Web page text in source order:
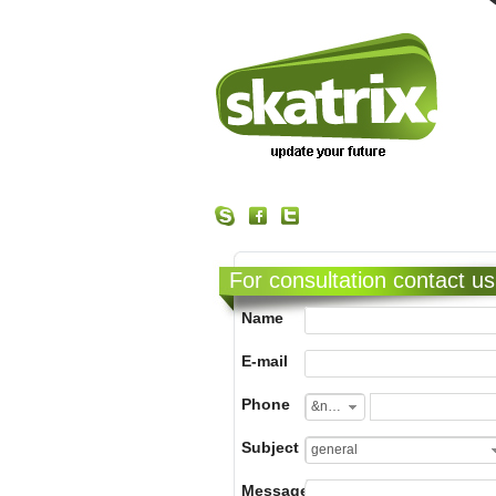
For consultation contact us
Name
E-mail
Phone &nbsp;
Subject general
Message